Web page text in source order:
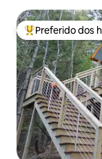
Entre os
Preferido dos